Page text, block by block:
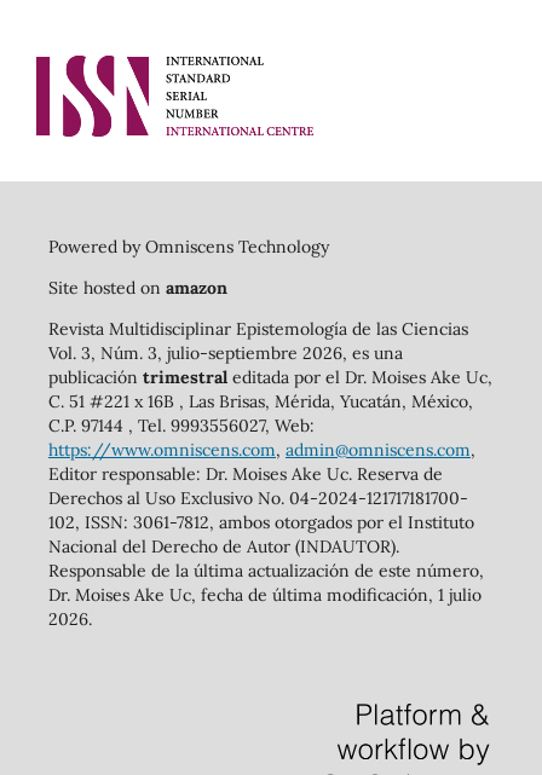
Powered by Omniscens Technology
Site hosted on amazon
Revista Multidisciplinar Epistemología de las Ciencias
Vol. 3, Núm. 3, julio-septiembre 2026, es una
publicación trimestraleditada por el Dr. Moises Ake Uc,
C. 51 #221 x 16B , Las Brisas, Mérida, Yucatán, México,
C.P. 97144 , Tel. 9993556027, Web:
https://www.omniscens.com, admin@omniscens.com,
Editor responsable: Dr. Moises Ake Uc. Reserva de
Derechos al Uso Exclusivo No. 04-2024-121717181700-
102, ISSN: 3061-7812, ambos otorgados por el Instituto
Nacional del Derecho de Autor (INDAUTOR).
Responsable de la última actualización de este número,
Dr. Moises Ake Uc, fecha de última modificación, 1 julio
2026.